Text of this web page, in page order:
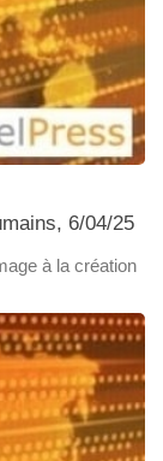
6/04/25
à la création